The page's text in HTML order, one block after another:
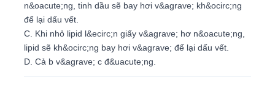
n&oacute;ng, tinh dầu sẽ bay hơi v&agrave; kh&ocirc;ng
để lại dấu vết.
C. Khi nhỏ lipid l&ecirc;n giấy v&agrave; hơ n&oacute;ng,
lipid sẽ kh&ocirc;ng bay hơi v&agrave; để lại dấu vết.
D. Cả b v&agrave; c đ&uacute;ng.